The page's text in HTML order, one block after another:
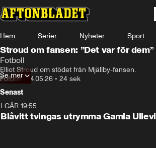
Hem Serier Nyheter Sport
Stroud om fansen: ”Det var för dem”
Fotboll
Fotboll•14.05.26 • 24 sek
Se mer
Senast
I GÅR 19:55
Blåvitt tvingas utrymma Gamla Ullevi